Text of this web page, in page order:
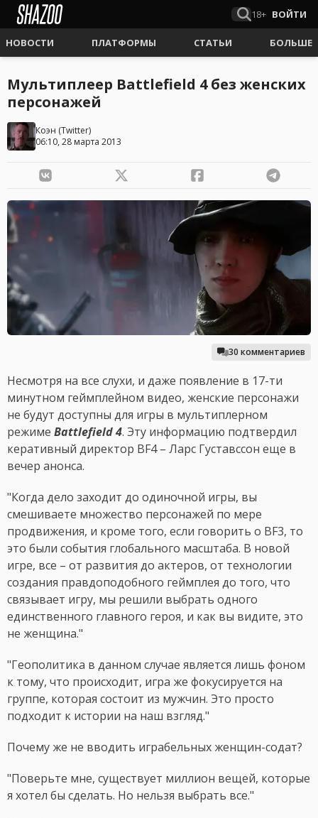
18+ ВОЙТИ
НОВОСТИ ПЛАТФОРМЫ СТАТЬИ БОЛЬШЕ
Мультиплеер Battlefield 4 без женских
персонажей
Коэн (Twitter)
06:10, 28 марта 2013
30 комментариев
Несмотря на все слухи, и даже появление в 17-ти
минутном геймплейном видео, женские персонажи
не будут доступны для игры в мультиплерном
режиме Battlefield 4. Эту информацию подтвердил
керативный директор BF4 – Ларс Густавссон еще в
вечер анонса.
"Когда дело заходит до одиночной игры, вы
смешиваете множество персонажей по мере
продвижения, и кроме того, если говорить о BF3, то
это были события глобального масштаба. В новой
игре, все – от развития до актеров, от технологии
создания правдоподобного геймплея до того, что
связывает игру, мы решили выбрать одного
единственного главного героя, и как вы видите, это
не женщина."
"Геополитика в данном случае является лишь фоном
к тому, что происходит, игра же фокусируется на
группе, которая состоит из мужчин. Это просто
подходит к истории на наш взгляд."
Почему же не вводить играбельных женщин-содат?
"Поверьте мне, существует миллион вещей, которые
я хотел бы сделать. Но нельзя выбрать все."